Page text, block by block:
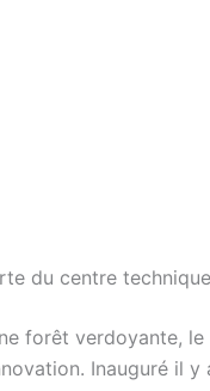
du centre
forêt verdoyante,
Inauguré il